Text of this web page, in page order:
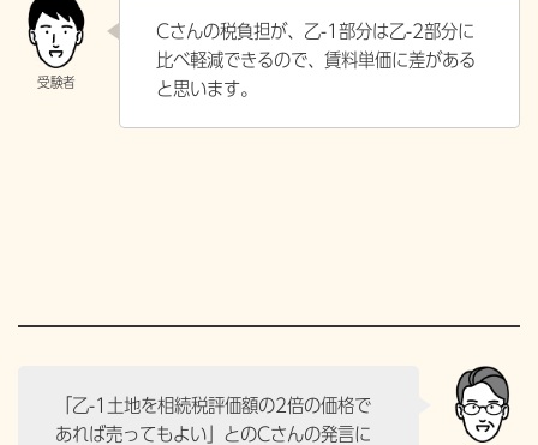
Cさんの税負担が、乙-1部分は乙-2部分に
比べ軽減できるので、賃料単価に差がある
と思います。
「乙-1土地を相続税評価額の2倍の価格で
あれば売ってもよい」とのCさんの発言に